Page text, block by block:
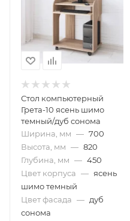
Стол компьютерный
Грета-10 ясень шимо
темный/дуб сонома
Ширина, мм — 700
Высота, мм — 820
Глубина, мм — 450
Цвет корпуса — ясень
шимо темный
Цвет фасада — дуб
сонома